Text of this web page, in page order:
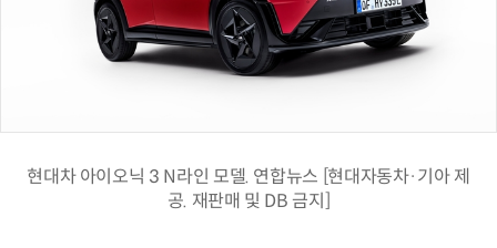
현대차 아이오닉 3 N라인 모델. 연합뉴스 [현대자동차·기아 제
공. 재판매 및 DB 금지]